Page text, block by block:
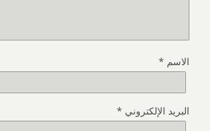
الاسم *
البريد الإلكتروني *